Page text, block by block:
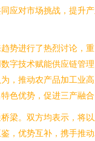
应对市场挑战，提升
势进行了热烈讨论，
字技术赋能供应链管
，推动农产品加工业
色优势，促进三产融
梁。双方均表示，将
，优势互补，携手推